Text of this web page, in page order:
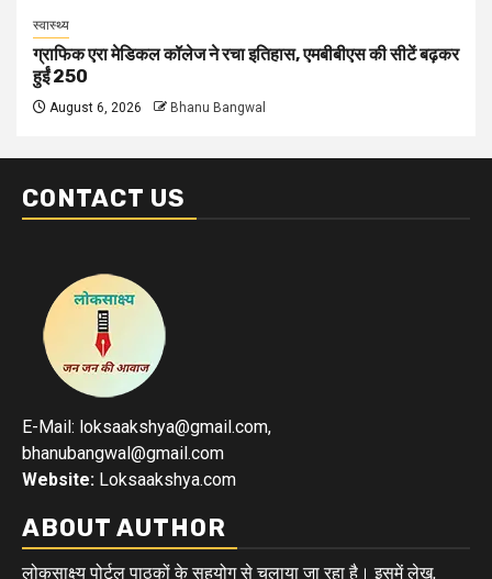
स्वास्थ्य
ग्राफिक एरा मेडिकल कॉलेज ने रचा इतिहास, एमबीबीएस की सीटें बढ़कर
हुईं 250
August 6, 2026 Bhanu Bangwal
CONTACT US
E-Mail: loksaakshya@gmail.com,
bhanubangwal@gmail.com
Website: Loksaakshya.com
ABOUT AUTHOR
लोकसाक्ष्य पोर्टल पाठकों के सहयोग से चलाया जा रहा है। इसमें लेख,